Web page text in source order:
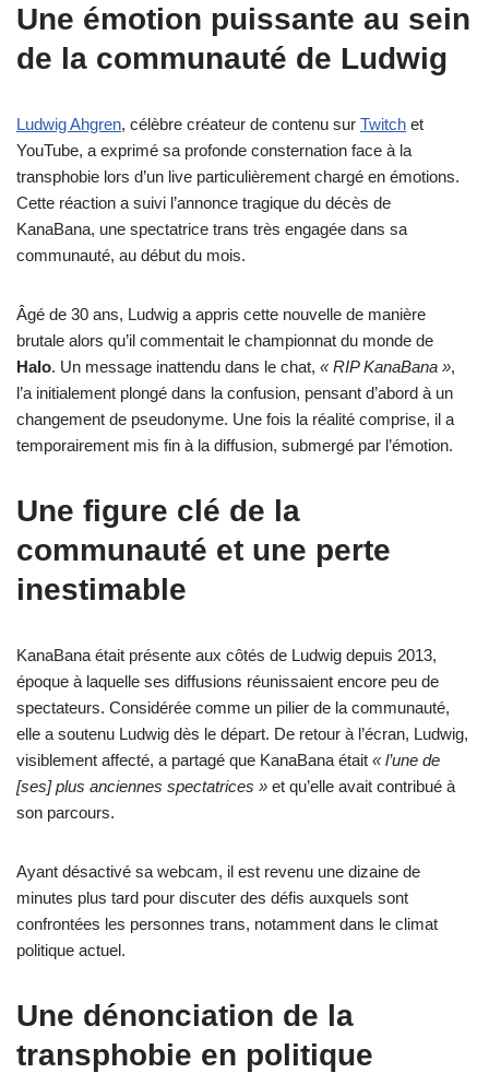
Une émotion puissante au sein
de la communauté de Ludwig
Ludwig Ahgren, célèbre créateur de contenu sur Twitch et
YouTube, a exprimé sa profonde consternation face à la
transphobie lors d’un live particulièrement chargé en émotions.
Cette réaction a suivi l’annonce tragique du décès de
KanaBana, une spectatrice trans très engagée dans sa
communauté, au début du mois.
Âgé de 30 ans, Ludwig a appris cette nouvelle de manière
brutale alors qu’il commentait le championnat du monde de
Halo. Un message inattendu dans le chat, « RIP KanaBana »,
l’a initialement plongé dans la confusion, pensant d’abord à un
changement de pseudonyme. Une fois la réalité comprise, il a
temporairement mis fin à la diffusion, submergé par l’émotion.
Une figure clé de la
communauté et une perte
inestimable
KanaBana était présente aux côtés de Ludwig depuis 2013,
époque à laquelle ses diffusions réunissaient encore peu de
spectateurs. Considérée comme un pilier de la communauté,
elle a soutenu Ludwig dès le départ. De retour à l’écran, Ludwig,
visiblement affecté, a partagé que KanaBana était « l’une de
[ses] plus anciennes spectatrices » et qu’elle avait contribué à
son parcours.
Ayant désactivé sa webcam, il est revenu une dizaine de
minutes plus tard pour discuter des défis auxquels sont
confrontées les personnes trans, notamment dans le climat
politique actuel.
Une dénonciation de la
transphobie en politique